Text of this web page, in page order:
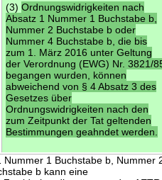
(3)Ordnungswidrigkeiten nach
Absatz 1 Nummer 1 Buchstabe b,
Nummer 2 Buchstabe b oder
Nummer 4 Buchstabe b, die bis
zum 1. März 2016 unter Geltung
der Verordnung (EWG) Nr. 3821/
begangen wurden, können
abweichend von § 4 Absatz 3 des
Gesetzes über
Ordnungswidrigkeiten nach den
zum Zeitpunkt der Tat geltenden
Bestimmungen geahndet werden.
1 Buchstabe b, Nummer
b kann eine